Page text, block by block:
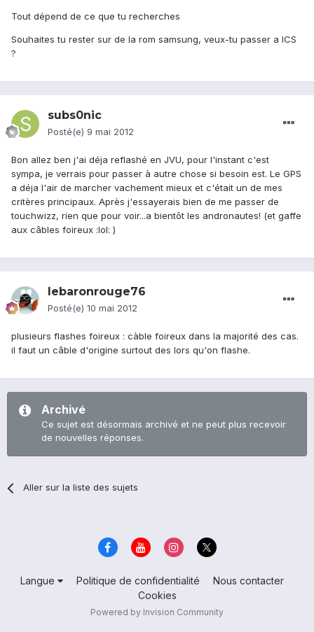
Tout dépend de ce que tu recherches
Souhaites tu rester sur de la rom samsung, veux-tu passer a ICS
?
subs0nic
Posté(e) 9 mai 2012
Bon allez ben j'ai déja reflashé en JVU, pour l'instant c'est
sympa, je verrais pour passer à autre chose si besoin est. Le GPS
a déja l'air de marcher vachement mieux et c'était un de mes
critères principaux. Après j'essayerais bien de me passer de
touchwizz, rien que pour voir...a bientôt les andronautes! (et gaffe
aux câbles foireux :lol: )
lebaronrouge76
Posté(e) 10 mai 2012
plusieurs flashes foireux : càble foireux dans la majorité des cas.
il faut un câble d'origine surtout des lors qu'on flashe.
Archivé
Ce sujet est désormais archivé et ne peut plus recevoir
de nouvelles réponses.
Aller sur la liste des sujets
Langue Politique de confidentialité
Nous contacter
Cookies
Powered by Invision Community